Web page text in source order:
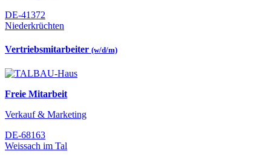
DE-41372
Niederkrüchten
Vertriebsmitarbeiter (w/d/m)
Freie Mitarbeit
Verkauf & Marketing
DE-68163
Weissach im Tal